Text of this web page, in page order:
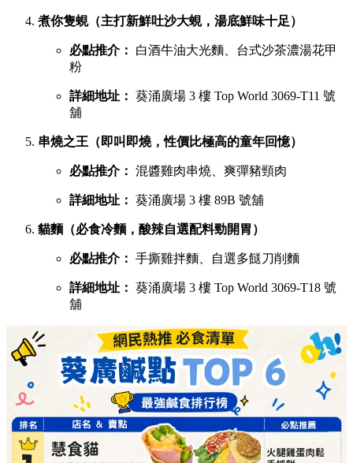
煮你隻蜆（主打新鮮吐沙大蜆，湯底鮮味十足）
必點推介：
白酒牛油大光麵、台式沙茶濃湯花甲
粉
詳細地址： 葵涌廣場 3 樓 Top World 3069-T11 號
舖
串燒之王（即叫即燒，性價比極高的童年回憶）
必點推介： 混醬雞肉串燒、爽彈豬頸肉
詳細地址： 葵涌廣場 3 樓 89B 號舖
貓麵（必食冷麵，酸辣自選配料勁開胃）
必點推介： 手撕雞拌麵、自選多餸刀削麵
詳細地址： 葵涌廣場 3 樓 Top World 3069-T18 號
舖